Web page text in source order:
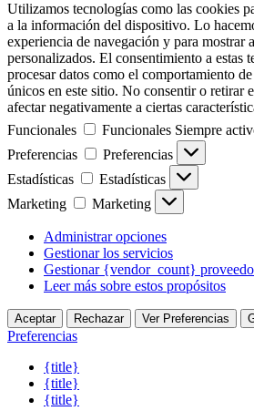
Utilizamos tecnologías como las cookies
a la información del dispositivo. Lo
experiencia de navegación y para mostrar
personalizados. El consentimiento a estas
procesar datos como el comportamiento
únicos en este sitio. No consentir o retirar
afectar negativamente a ciertas
Funcionales
Funcionales Siempre
Preferencias
Preferencias
Estadísticas
Estadísticas
Marketing
Marketing
Administrar opciones
Gestionar los servicios
Gestionar {vendor_count}
Leer más sobre estos propósitos
Aceptar Rechazar Ver Preferencias
Preferencias
{title}
{title}
{title}